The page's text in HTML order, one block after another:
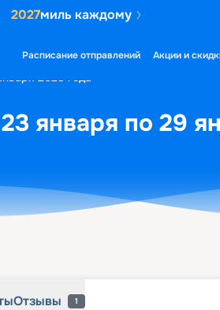
2027миль каждому
Расписание отправлений Акции и
2028 года
января по 29
Отзывы 1